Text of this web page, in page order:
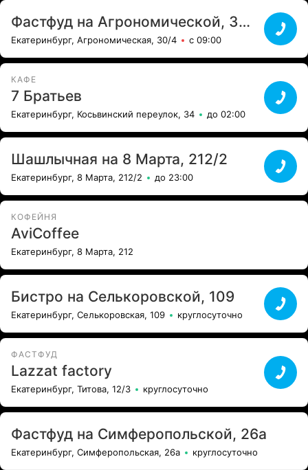
Фастфуд на Агрономической, 30/4
Екатеринбург, Агрономическая, 30/4 с 09:00
КАФЕ
7 Братьев
Екатеринбург, Косьвинский переулок, 34 до 02:00
Шашлычная на 8 Марта, 212/2
Екатеринбург, 8 Марта, 212/2 до 23:00
КОФЕЙНЯ
AviCoffee
Екатеринбург, 8 Марта, 212
Бистро на Селькоровской, 109
Екатеринбург, Селькоровская, 109 круглосуточно
ФАСТФУД
Lazzat factory
Екатеринбург, Титова, 12/3 круглосуточно
Фастфуд на Симферопольской, 26а
Екатеринбург, Симферопольская, 26а круглосуточно